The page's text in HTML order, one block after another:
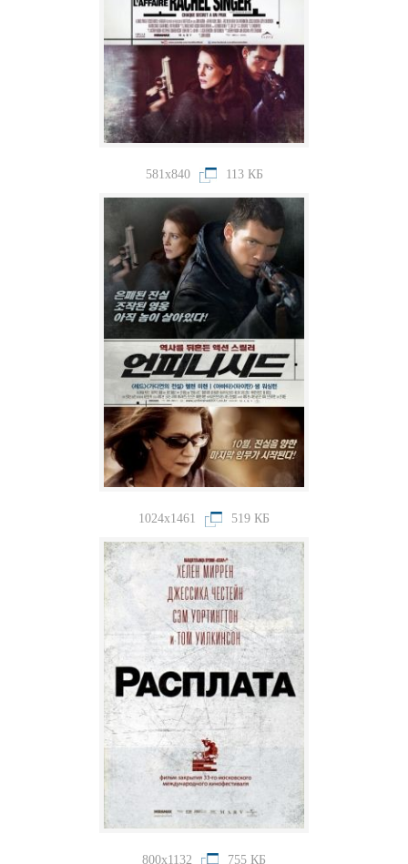
581x840 113 КБ
1024x1461 519 КБ
800x1132 755 КБ